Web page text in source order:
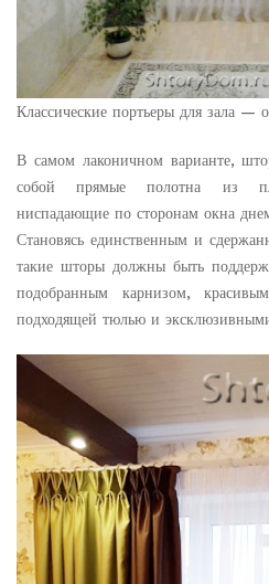
Классические портьеры для зала —
В самом лаконичном варианте,
собой прямые полотна из
ниспадающие по сторонам окна
Становясь единственным и
такие шторы должны быть
подобранным карнизом,
подходящей тюлью и